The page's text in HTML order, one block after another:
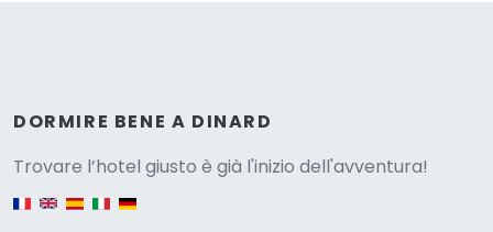
DORMIRE BENE A DINARD
Trovare l’hotel giusto è già l'inizio dell'avventura!